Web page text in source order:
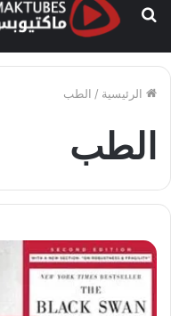
بحث
الرئيسية / الطب
الطب